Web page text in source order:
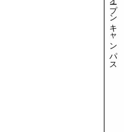
オープンキャンパス